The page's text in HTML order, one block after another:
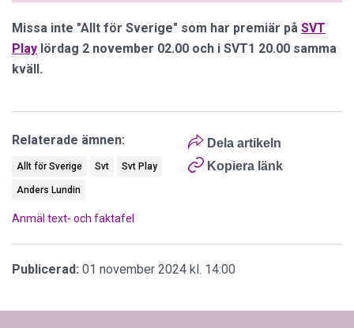
Missa inte "Allt för Sverige" som har premiär på SVT
Play lördag 2 november 02.00 och i SVT1 20.00 samma
kväll.
Dela artikeln
Kopiera länk
Relaterade ämnen:
Allt för Sverige Svt Svt Play
Anders Lundin
Anmäl text- och faktafel
Publicerad: 01 november 2024 kl. 14:00